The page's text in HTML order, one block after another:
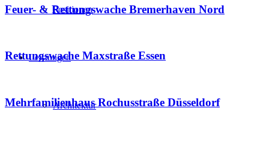
Positionen
Leistungen
Architektur
Feuer- & Rettungswache Bremerhaven Nord
Rettungswache Maxstraße Essen
Mehrfamilienhaus Rochusstraße Düsseldorf